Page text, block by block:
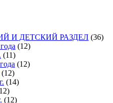
И ДЕТСКИЙ РАЗДЕЛ (36)
(12)
(11)
(12)
(12)
(14)
(12)